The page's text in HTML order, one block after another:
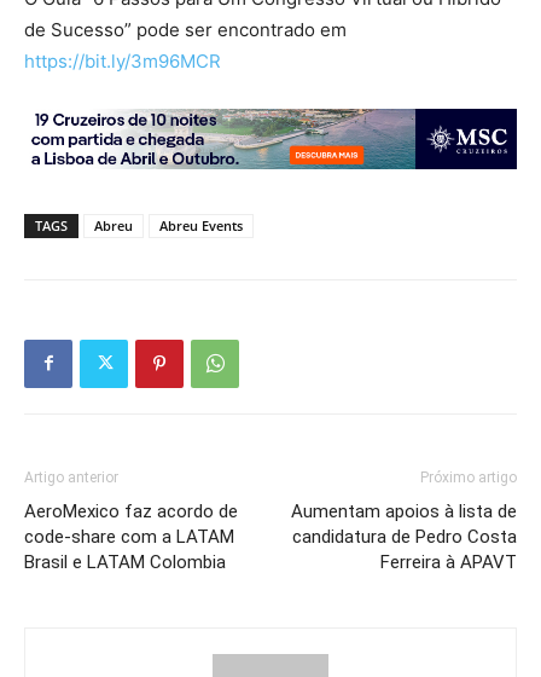
de Sucesso” pode ser encontrado em
https://bit.ly/3m96MCR
TAGS Abreu Abreu Events
Artigo anterior
AeroMexico faz acordo de
code-share com a LATAM
Brasil e LATAM Colombia
Próximo artigo
Aumentam apoios à lista de
candidatura de Pedro Costa
Ferreira à APAVT